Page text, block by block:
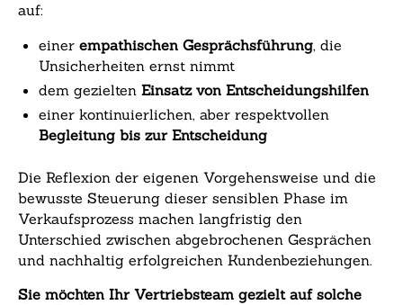
auf:
einerempathischen Gesprächsführung, die
Unsicherheiten ernst nimmt
dem gezieltenEinsatz von Entscheidungshilfen
einer kontinuierlichen, aber respektvollen
Begleitung bis zur Entscheidung
Die Reflexion der eigenen Vorgehensweise und die
bewusste Steuerung dieser sensiblen Phase im
Verkaufsprozess machen langfristig den
Unterschied zwischen abgebrochenen Gesprächen
und nachhaltig erfolgreichen Kundenbeziehungen.
Sie möchten Ihr Vertriebsteam gezielt auf solche